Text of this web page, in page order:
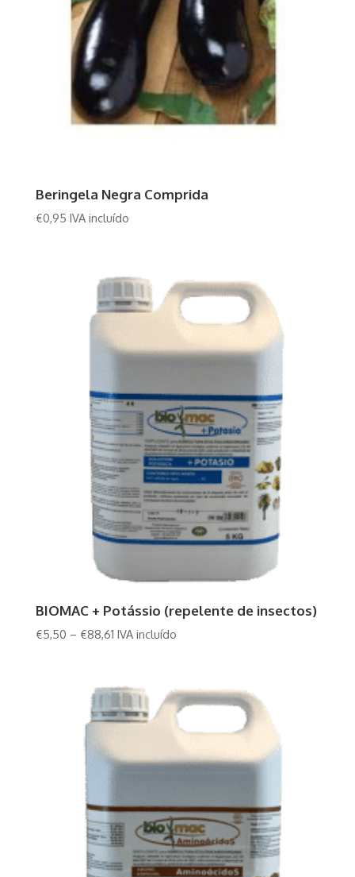
Beringela Negra Comprida
€0,95 IVA incluído
BIOMAC + Potássio (repelente de insectos)
€5,50 – €88,61 IVA incluído